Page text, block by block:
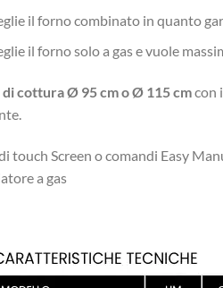
il forno combinato in quanto
il forno solo a gas e vuole
cottura Ø 95 cm o Ø 115 cmcon
touch Screen o comandi Easy
a gas